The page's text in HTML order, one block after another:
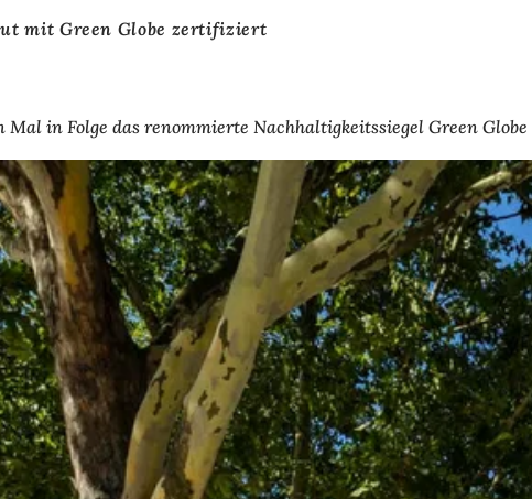
mit Green Globe zertifiziert
in Folge das renommierte Nachhaltigkeitssiegel Green